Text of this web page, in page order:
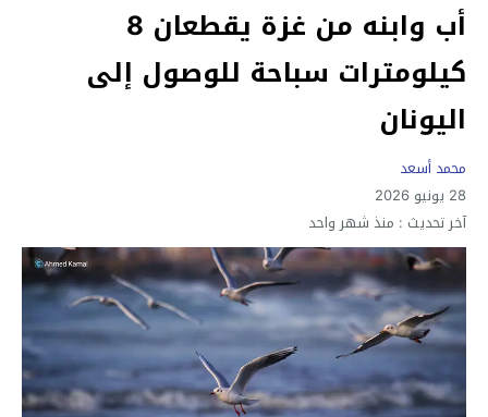
أب وابنه من غزة يقطعان 8
كيلومترات سباحة للوصول إلى
اليونان
محمد أسعد
28 يونيو 2026
آخر تحديث : منذ شهر واحد